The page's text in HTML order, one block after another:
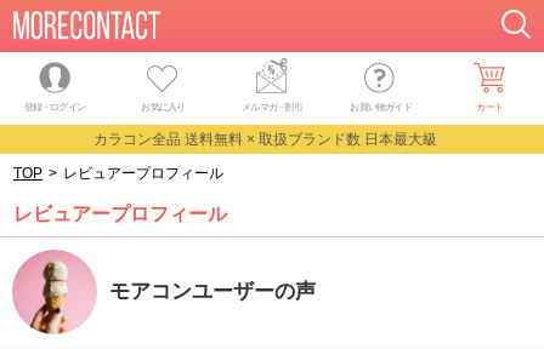
登録・ログイン お気に入り メルマガ・割引 お買い物ガイド カート
カラコン全品 送料無料 × 取扱ブランド数 日本最大級
TOP > レビュアープロフィール
レビュアープロフィール
モアコンユーザーの声